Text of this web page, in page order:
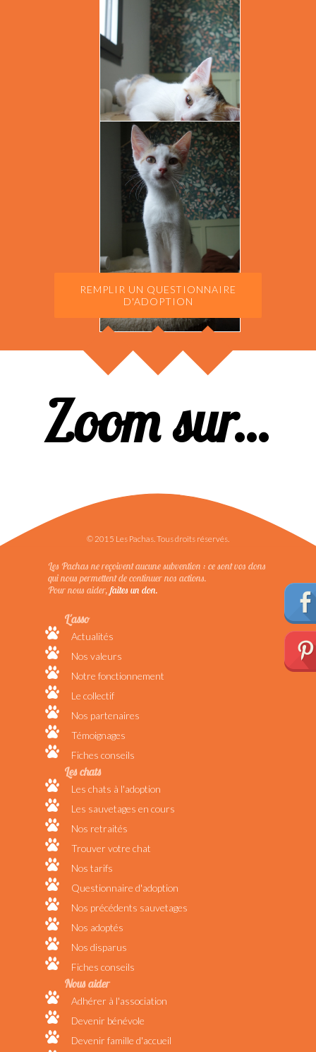
REMPLIR UN QUESTIONNAIRE
D'ADOPTION
Zoom sur...
© 2015 Les Pachas. Tous droits réservés.
Les Pachas ne reçoivent aucune subvention : ce sont vos dons
qui nous permettent de continuer nos actions.
Pour nous aider, faites un don.
L'asso
Actualités
Nos valeurs
Notre fonctionnement
Le collectif
Nos partenaires
Témoignages
Fiches conseils
Les chats
Les chats à l'adoption
Les sauvetages en cours
Nos retraités
Trouver votre chat
Nos tarifs
Questionnaire d'adoption
Nos précédents sauvetages
Nos adoptés
Nos disparus
Fiches conseils
Nous aider
Adhérer à l'association
Devenir bénévole
Devenir famille d'accueil